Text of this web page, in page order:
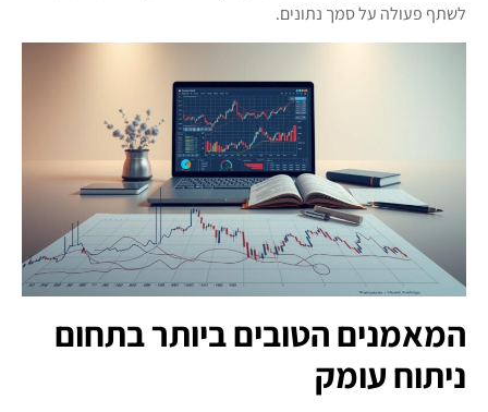
לשתף פעולה על סמך נתונים.
המאמנים הטובים ביותר בתחום
ניתוח עומק